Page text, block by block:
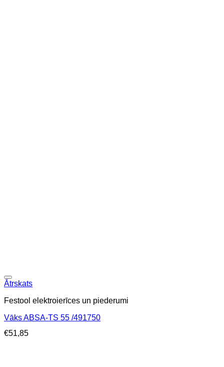
Ātrskats
Festool elektroierīces un piederumi
Vāks ABSA-TS 55 /491750
€51,85